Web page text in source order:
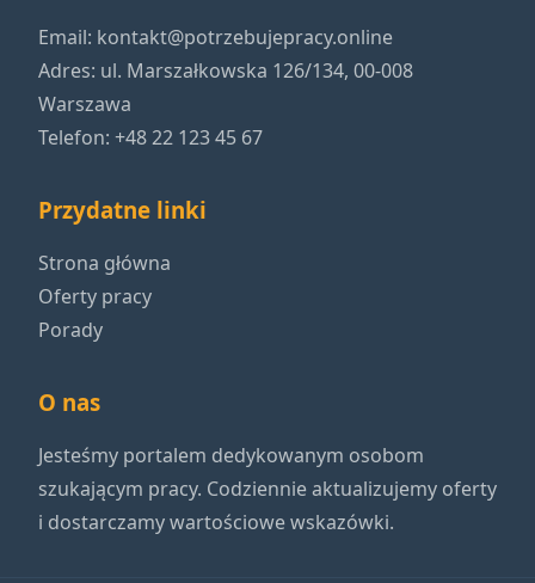
Email: kontakt@potrzebujepracy.online
Adres: ul. Marszałkowska 126/134, 00-008
Warszawa
Telefon: +48 22 123 45 67
Przydatne linki
Strona główna
Oferty pracy
Porady
O nas
Jesteśmy portalem dedykowanym osobom
szukającym pracy. Codziennie aktualizujemy oferty
i dostarczamy wartościowe wskazówki.